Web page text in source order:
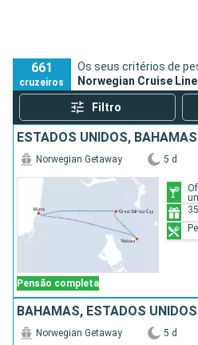
661
cruzeiros
Os seus critérios de
Norwegian Cruise Line
Filtro
ESTADOS UNIDOS, BAHAMAS
Pensão completa
Norwegian Getaway 5 d
BAHAMAS, ESTADOS UNIDOS
Norwegian Getaway 5 d